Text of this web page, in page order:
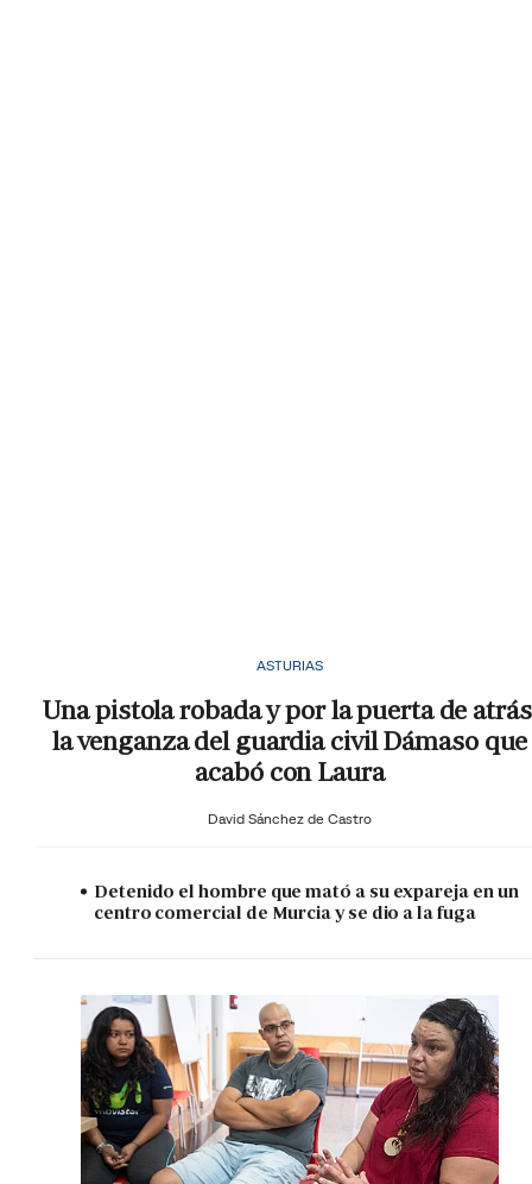
ASTURIAS
Una pistola robada y por la puerta de
la venganza del guardia civil Dámaso que
acabó con Laura
David Sánchez de Castro
Detenido el hombre que mató a su expareja en un
centro comercial de Murcia y se dio a la fuga